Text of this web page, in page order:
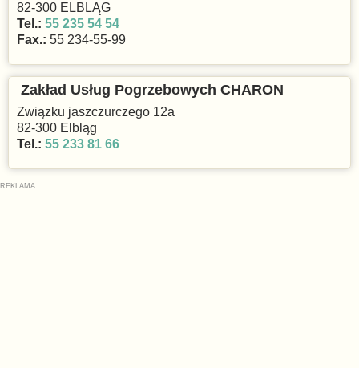
82-300 ELBLĄG
Tel.: 55 235 54 54
Fax.: 55 234-55-99
Zakład Usług Pogrzebowych CHARON
Związku jaszczurczego 12a
82-300 Elbląg
Tel.: 55 233 81 66